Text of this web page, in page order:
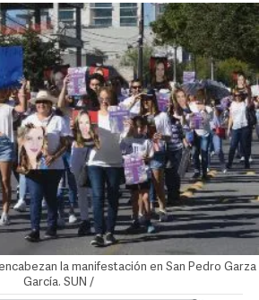
la manifestación en San Pedro Garza
García. SUN /